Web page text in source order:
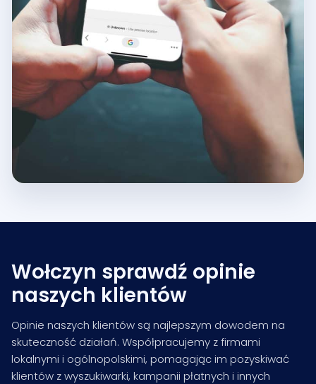
Wołczyn sprawdź opinie
naszych klientów
Opinie naszych klientów są najlepszym dowodem na
skuteczność działań. Współpracujemy z firmami
lokalnymi i ogólnopolskimi, pomagając im pozyskiwać
klientów z wyszukiwarki, kampanii płatnych i innych